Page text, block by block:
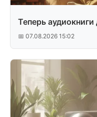
Теперь
📅 07.08.2026 15:02